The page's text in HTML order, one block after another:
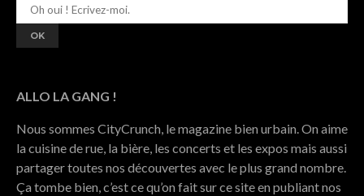
ALLO LA GANG !
Nous sommes CityCrunch, le magazine bien urbain. On aime
la cuisine de rue, la bière, les concerts et les expos mais aussi
partager toutes nos découvertes avec le plus grand nombre.
Ça tombe bien, c’est ce qu’on fait sur ce site en publiant nos